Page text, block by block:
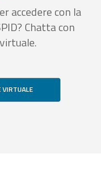
accedere con la
Chatta con